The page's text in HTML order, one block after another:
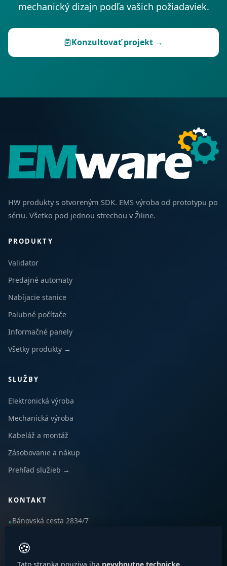
mechanický dizajn podľa vašich požiadaviek.
Konzultovať projekt →
HW produkty s otvoreným SDK. EMS výroba od prototypu po
sériu. Všetko pod jednou strechou v Žiline.
PRODUKTY
Validator
Predajné automaty
Nabíjacie stanice
Palubné počítače
Informačné panely
Všetky produkty →
SLUŽBY
Elektronická výroba
Mechanická výroba
Kabeláž a montáž
Zásobovanie a nákup
Prehľad služieb →
KONTAKT
⌖Bánovská cesta 2834/7
+421 41 700 13 50
🍪